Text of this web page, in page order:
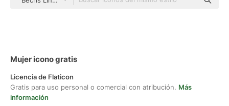
Mujer icono gratis
Licencia de Flaticon
Gratis para uso personal o comercial con atribución. Más
información